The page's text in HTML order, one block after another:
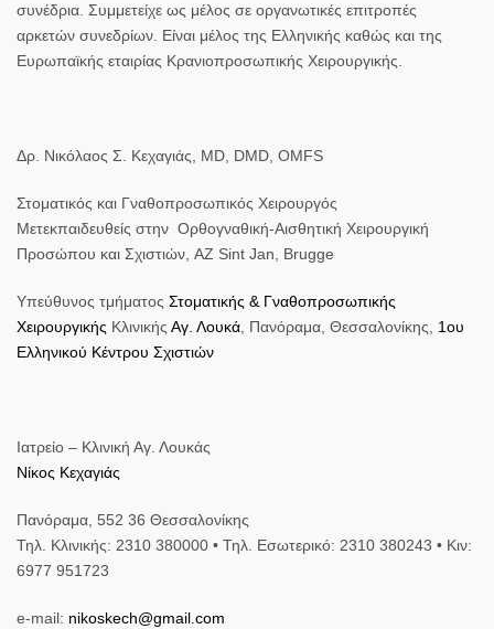
συνέδρια. Συμμετείχε ως μέλος σε οργανωτικές επιτροπές
αρκετών συνεδρίων. Είναι μέλος της Ελληνικής καθώς και της
Ευρωπαϊκής εταιρίας Κρανιοπροσωπικής Χειρουργικής.
Δρ. Νικόλαος Σ. Κεχαγιάς, MD, DMD, OMFS
Στοματικός και Γναθοπροσωπικός Χειρουργός
Μετεκπαιδευθείς στην Ορθογναθική-Αισθητική Χειρουργική
Προσώπου και Σχιστιών, AZ Sint Jan, Brugge
Υπεύθυνος τμήματος Στοματικής & Γναθοπροσωπικής
Χειρουργικής Κλινικής Αγ. Λουκά, Πανόραμα, Θεσσαλονίκης, 1ου
Ελληνικού Κέντρου Σχιστιών
Ιατρείο – Κλινική Αγ. Λουκάς
Νίκος Κεχαγιάς
Πανόραμα, 552 36 Θεσσαλονίκης
Τηλ. Κλινικής: 2310 380000 • Τηλ. Εσωτερικό: 2310 380243 • Κιν:
6977 951723
e-mail: nikoskech@gmail.com